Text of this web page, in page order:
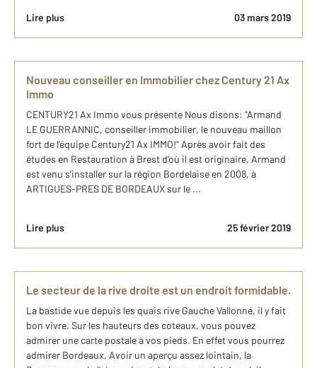
Lire plus 03 mars 2019
Nouveau conseiller en Immobilier chez Century 21 Ax
Immo
CENTURY21 Ax Immo vous présente Nous disons: "Armand
LE GUERRANNIC, conseiller immobilier, le nouveau maillon
fort de l’équipe Century21 Ax IMMO!" Après avoir fait des
études en Restauration à Brest d’où il est originaire, Armand
est venu s’installer sur la région Bordelaise en 2008, à
ARTIGUES-PRES DE BORDEAUX sur le ...
Lire plus 25 février 2019
Le secteur de la rive droite est un endroit formidable.
La bastide vue depuis les quais rive Gauche Vallonné, il y fait
bon vivre. Sur les hauteurs des coteaux, vous pouvez
admirer une carte postale à vos pieds. En effet vous pourrez
admirer Bordeaux, Avoir un aperçu assez lointain, la